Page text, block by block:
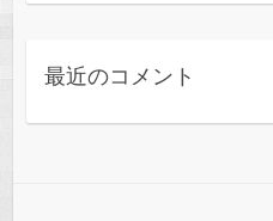
最近のコメント